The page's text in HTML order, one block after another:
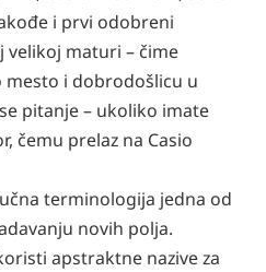
i prvi odobreni
maturi – čime
mesto i dobrodošlicu u
pitanje – ukoliko imate
čemu prelaz na Casio
terminologija jedna od
novih polja.
apstraktne nazive za